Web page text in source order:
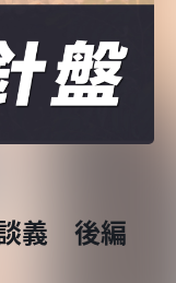
談義 後編